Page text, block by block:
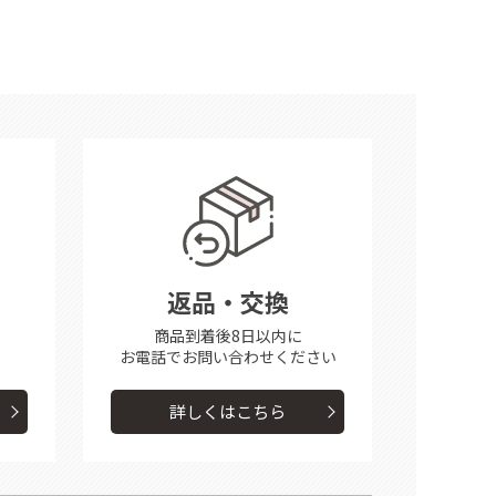
返品・交換
商品到着後8日以内に
お電話でお問い合わせください
詳しくはこちら